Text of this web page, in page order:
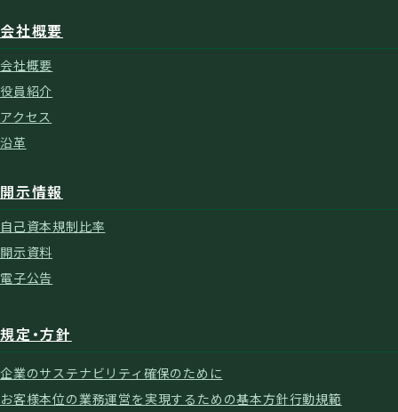
会社概要
会社概要
役員紹介
アクセス
沿革
開示情報
自己資本規制比率
開示資料
電子公告
規定・方針
企業のサステナビリティ確保のために
お客様本位の業務運営を実現するための基本方針行動規範